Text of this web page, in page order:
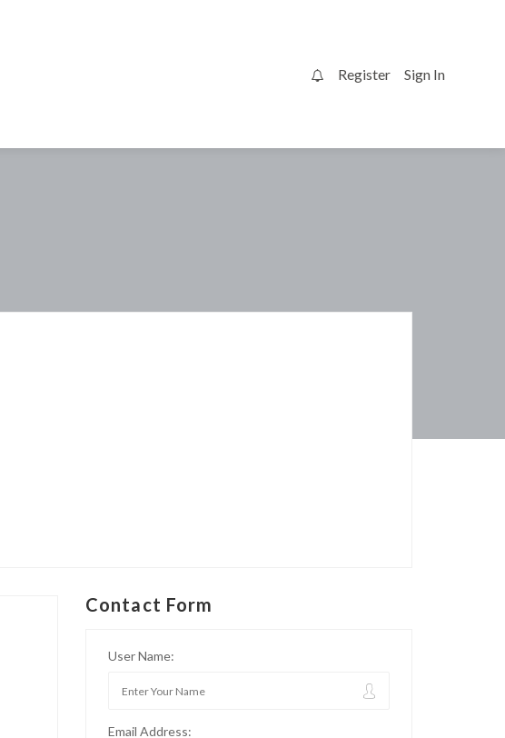
Register Sign In
Contact Form
User Name:
Email Address: